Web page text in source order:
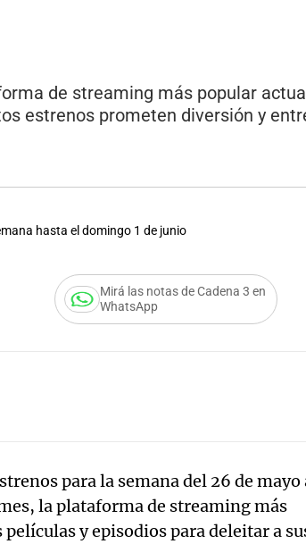
de streaming más popular
estrenos prometen diversión y
hasta el domingo 1 de junio
Mirá las notas de Cadena 3 en
WhatsApp
para la semana del 26 de mayo
la plataforma de streaming más
y episodios para deleitar a
La Sole en Cadena 3 El huracán